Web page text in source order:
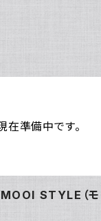
準備中です。
STYLE（モ